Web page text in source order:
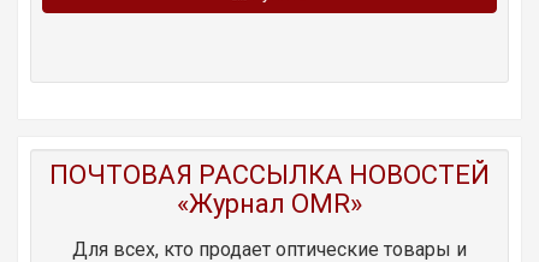
ПОЧТОВАЯ РАССЫЛКА НОВОСТЕЙ
«Журнал OMR»
Для всех, кто продает оптические товары и